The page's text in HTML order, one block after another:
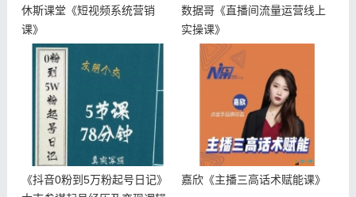
休斯课堂《短视频系统营销
课》
数据哥《直播间流量运营线上
实操课》
《抖音0粉到5万粉起号日记》
嘉欣《主播三高话术赋能课》